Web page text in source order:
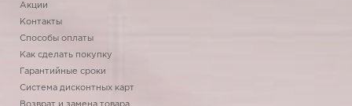
Акции
Контакты
Способы оплаты
Как сделать покупку
Гарантийные сроки
Система дисконтных карт
Возврат и замена товара